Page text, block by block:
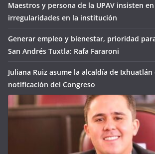
Maestros y persona de la UPAV insisten
irregularidades en la institución
Generar empleo y bienestar, prioridad
San Andrés Tuxtla: Rafa Fararoni
Juliana Ruiz asume la alcaldía de
notificación del Congreso